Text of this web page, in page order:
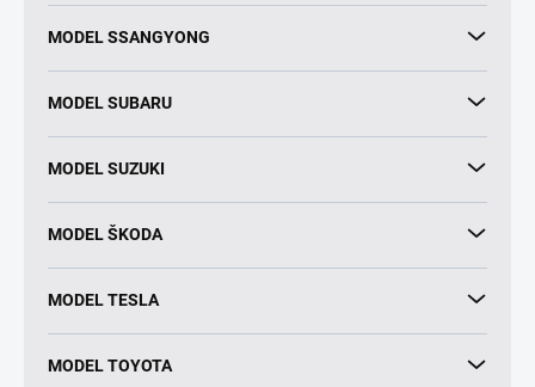
MODEL SSANGYONG
MODEL SUBARU
MODEL SUZUKI
MODEL ŠKODA
MODEL TESLA
MODEL TOYOTA